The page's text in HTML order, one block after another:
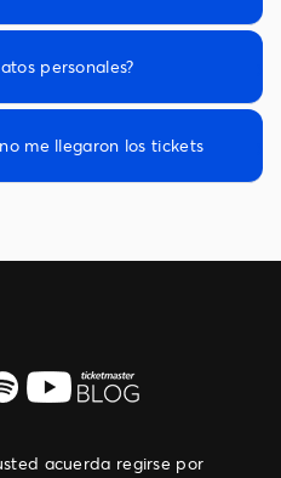
personales?
me llegaron los tickets
acuerda regirse por